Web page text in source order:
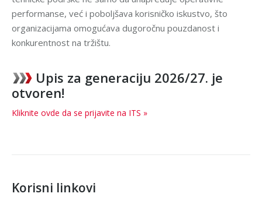
performanse, već i poboljšava korisničko iskustvo, što
organizacijama omogućava dugoročnu pouzdanost i
konkurentnost na tržištu.
Upis za generaciju 2026/27. je
otvoren!
Kliknite ovde da se prijavite na ITS »
Korisni linkovi